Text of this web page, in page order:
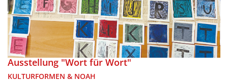
Ausstellung "Wort für Wort"
KULTURFORMEN & NOAH